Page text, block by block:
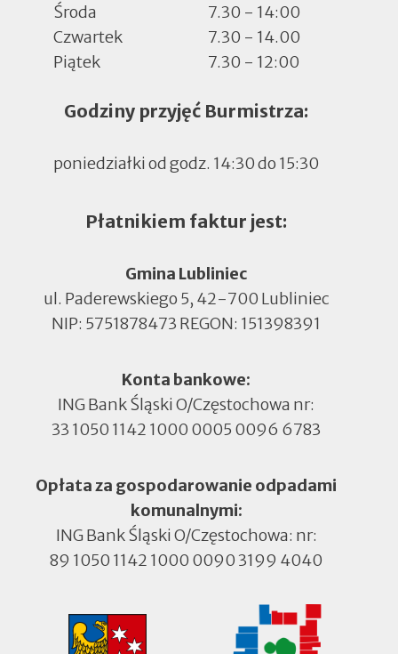
Środa
7.30 - 14:00
Czwartek
7.30 - 14.00
Piątek
7.30 - 12:00
Godziny przyjęć Burmistrza:
poniedziałki od godz. 14:30 do 15:30
Płatnikiem faktur jest:
Gmina Lubliniec
ul. Paderewskiego 5, 42-700 Lubliniec
NIP: 5751878473 REGON: 151398391
Konta bankowe:
ING Bank Śląski O/Częstochowa nr:
33 1050 1142 1000 0005 0096 6783
Opłata za gospodarowanie odpadami
komunalnymi:
ING Bank Śląski O/Częstochowa: nr:
89 1050 1142 1000 0090 3199 4040